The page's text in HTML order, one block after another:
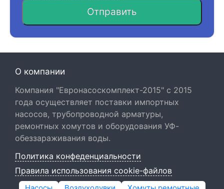
Отправить
О компании
Компания "Евронасоскомплект-2015" с 2015
года осуществляет поставки импортных
насосов, трубопроводной арматуры,
ремонтных хомутов и оборудования УФ-
обеззараживания воды.
Политика конфеденциальности
Правила использования cookie-файлов